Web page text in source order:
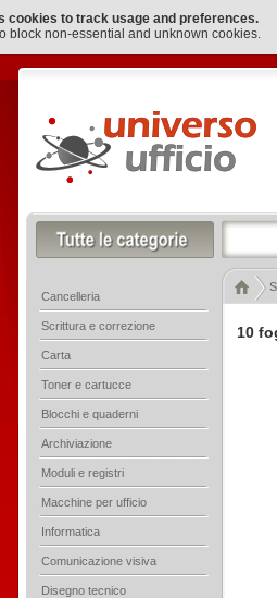
cookies to track usage and preferences.
block non-essential and unknown cookies.
10
Cancelleria
Scrittura e correzione
Carta
Toner e cartucce
Blocchi e quaderni
Archiviazione
Moduli e registri
Macchine per ufficio
Informatica
Comunicazione visiva
Disegno tecnico